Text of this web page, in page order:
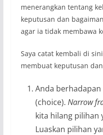
menerangkan tentang
keputusan dan
agar ia tidak membawa
Saya catat kembali di
membuat keputusan
Anda
(choice). Narrow
kita hilang pilihan
Luaskan pilihan